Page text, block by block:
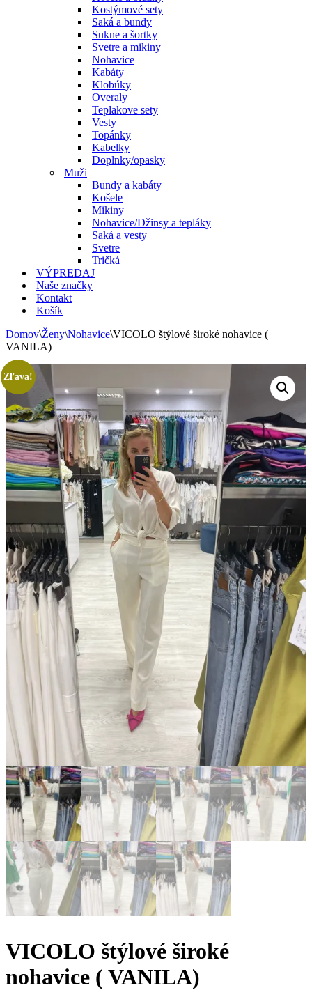
Kostýmové sety
Saká a bundy
Sukne a šortky
Svetre a mikiny
Nohavice
Kabáty
Klobúky
Overaly
Teplakove sety
Vesty
Topánky
Kabelky
Doplnky/opasky
Muži
Bundy a kabáty
Košele
Mikiny
Nohavice/Džinsy a tepláky
Saká a vesty
Svetre
Tričká
VÝPREDAJ
Naše značky
Kontakt
Košík
Domov\Ženy\Nohavice\VICOLO štýlové široké nohavice (
VANILA)
Zľava!
VICOLO štýlové široké
nohavice ( VANILA)